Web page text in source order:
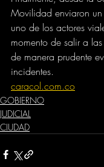
Movilidad enviaron
uno de los actores
momento de salir a
de manera prudente
incidentes.
caracol.com.co
GOBIERNO
JUDICIAL
CIUDAD